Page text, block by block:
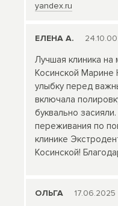
yandex.ru
ЕЛЕНА А.
Лучшая клиника на
Косинской
улыбку перед
включала
буквально
переживания по
клинике
Косинской!
ОЛЬГА 17.06.2025